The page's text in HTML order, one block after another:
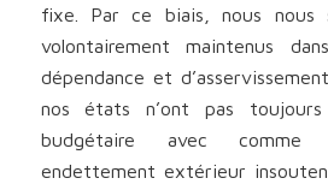
fixe. Par ce biais, nous nous
volontairement maintenus
dépendance et
nos états n’ont pas
budgétaire avec comme
endettement extérieur